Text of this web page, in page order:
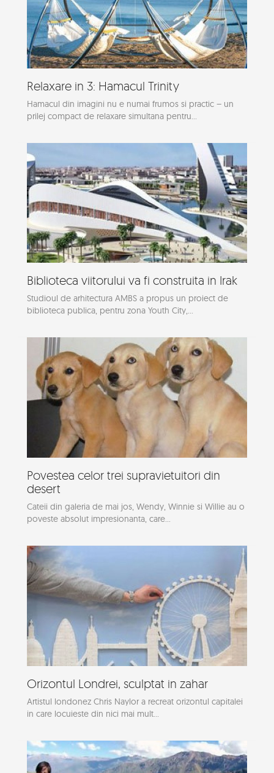
Relaxare in 3: Hamacul Trinity
Hamacul din imagini nu e numai frumos si practic – un
prilej compact de relaxare simultana pentru...
Biblioteca viitorului va fi construita in Irak
Studioul de arhitectura AMBS a propus un proiect de
biblioteca publica, pentru zona Youth City,...
Povestea celor trei supravietuitori din
desert
Cateii din galeria de mai jos, Wendy, Winnie si Willie au o
poveste absolut impresionanta, care...
Orizontul Londrei, sculptat in zahar
Artistul londonez Chris Naylor a recreat orizontul capitalei
in care locuieste din nici mai mult...